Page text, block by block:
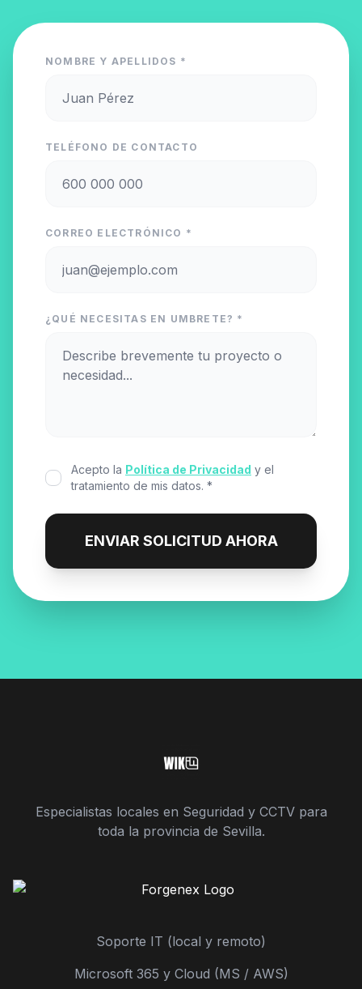
NOMBRE Y APELLIDOS *
TELÉFONO DE CONTACTO
CORREO ELECTRÓNICO *
¿QUÉ NECESITAS EN UMBRETE? *
Acepto la Política de Privacidad y el
tratamiento de mis datos. *
ENVIAR SOLICITUD AHORA
Especialistas locales en Seguridad y CCTV para
toda la provincia de Sevilla.
Soporte IT (local y remoto)
Microsoft 365 y Cloud (MS / AWS)